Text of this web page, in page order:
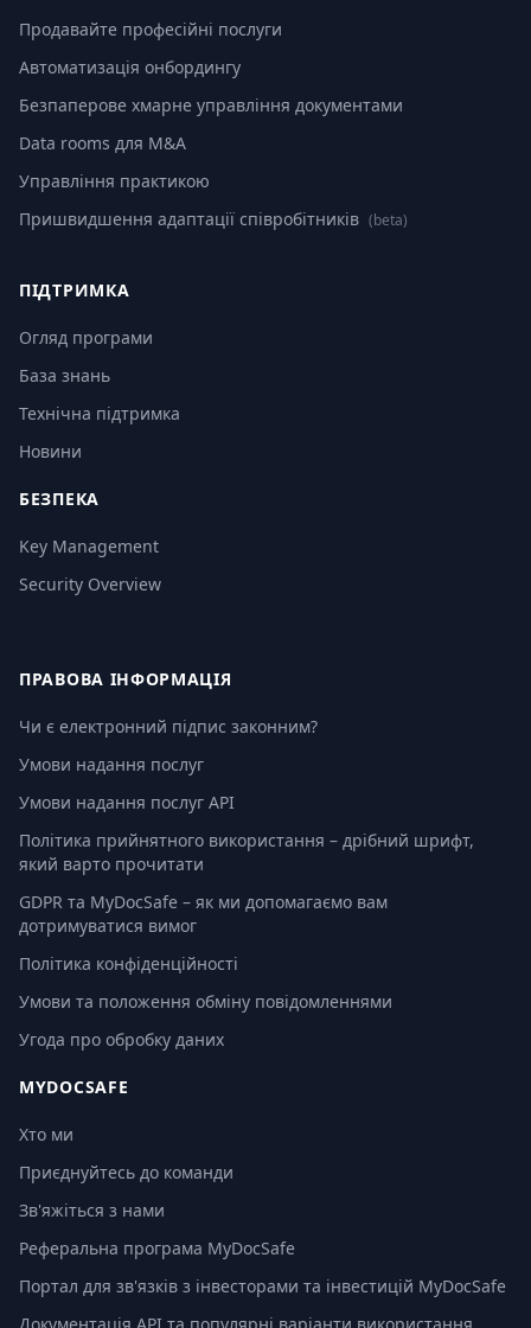
Продавайте професійні послуги
Автоматизація онбордингу
Безпаперове хмарне управління документами
Data rooms для M&A
Управління практикою
Пришвидшення адаптації співробітників (beta)
ПІДТРИМКА
Огляд програми
База знань
Технічна підтримка
Новини
БЕЗПЕКА
Key Management
Security Overview
ПРАВОВА ІНФОРМАЦІЯ
Чи є електронний підпис законним?
Умови надання послуг
Умови надання послуг API
Політика прийнятного використання – дрібний шрифт,
який варто прочитати
GDPR та MyDocSafe – як ми допомагаємо вам
дотримуватися вимог
Політика конфіденційності
Умови та положення обміну повідомленнями
Угода про обробку даних
MYDOCSAFE
Хто ми
Приєднуйтесь до команди
Зв'яжіться з нами
Реферальна програма MyDocSafe
Портал для зв'язків з інвесторами та інвестицій MyDocSafe